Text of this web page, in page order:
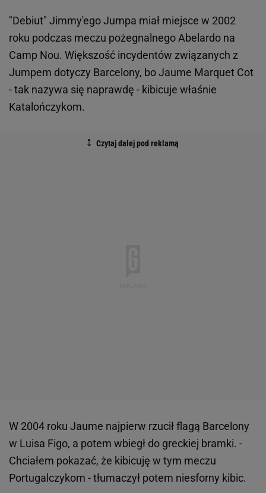
"Debiut" Jimmy'ego Jumpa miał miejsce w 2002
roku podczas meczu pożegnalnego Abelardo na
Camp Nou. Większość incydentów związanych z
Jumpem dotyczy Barcelony, bo Jaume Marquet Cot
- tak nazywa się naprawdę - kibicuje właśnie
Katalończykom.
W 2004 roku Jaume najpierw rzucił flagą Barcelony
w Luisa Figo, a potem wbiegł do greckiej bramki. -
Chciałem pokazać, że kibicuję w tym meczu
Portugalczykom - tłumaczył potem niesforny kibic.